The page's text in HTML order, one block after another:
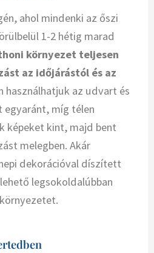
ahol mindenki az őszi
1-2 hétig marad
környezet teljesen
az időjárástól és az
használhatjuk az udvart és
egyaránt, míg télen
képeket kint, majd bent
melegben. Akár
dekorációval díszített
legsokoldalúbban